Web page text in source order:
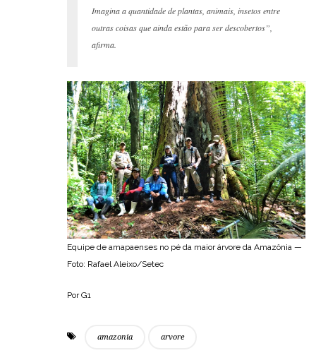
Imagina a quantidade de plantas, animais, insetos entre
outras coisas que ainda estão para ser descobertos”,
afirma.
Equipe de amapaenses no pé da maior árvore da Amazônia —
Foto: Rafael Aleixo/Setec
Por G1
amazonia arvore